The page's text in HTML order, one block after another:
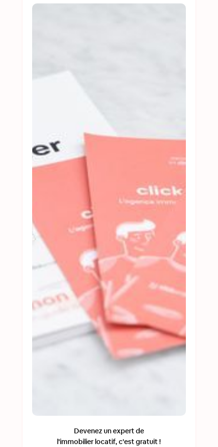
Devenez un expert de
l'immobilier locatif, c'est gratuit !